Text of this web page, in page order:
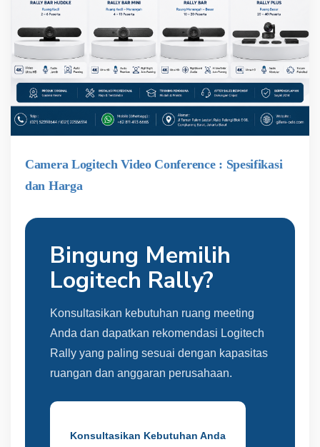
Camera Logitech Video Conference : Spesifikasi
dan Harga
Bingung Memilih
Logitech Rally?
Konsultasikan kebutuhan ruang meeting
Anda dan dapatkan rekomendasi Logitech
Rally yang paling sesuai dengan kapasitas
ruangan dan anggaran perusahaan.
Konsultasikan Kebutuhan Anda